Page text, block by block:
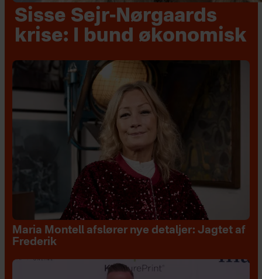
Sisse Sejr-Nørgaards
krise: I bund økonomisk
Maria Montell afslører nye detaljer: Jagtet af
Frederik